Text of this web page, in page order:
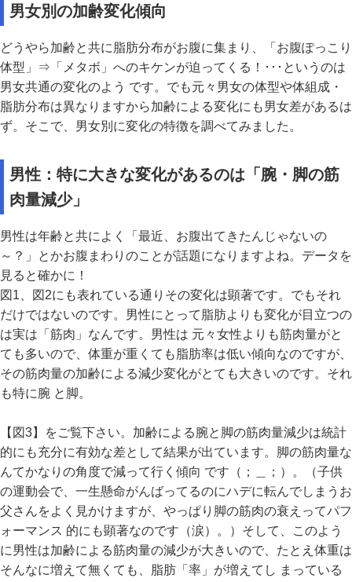
男女別の加齢変化傾向
どうやら加齢と共に脂肪分布がお腹に集まり、「お腹ぽっこり
体型」⇒「メタボ」へのキケンが迫ってくる！･･･というのは
男女共通の変化のよう です。でも元々男女の体型や体組成・
脂肪分布は異なりますから加齢による変化にも男女差があるは
ず。そこで、男女別に変化の特徴を調べてみました。
男性：特に大きな変化があるのは「腕・脚の筋
肉量減少」
男性は年齢と共によく「最近、お腹出てきたんじゃないの
～？」とかお腹まわりのことが話題になりますよね。データを
見ると確かに！
図1、図2にも表れている通りその変化は顕著です。でもそれ
だけではないのです。男性にとって脂肪よりも変化が目立つの
は実は「筋肉」なんです。男性は 元々女性よりも筋肉量がと
ても多いので、体重が重くても脂肪率は低い傾向なのですが、
その筋肉量の加齢による減少変化がとても大きいのです。それ
も特に腕 と脚。
【図3】をご覧下さい。加齢による腕と脚の筋肉量減少は統計
的にも充分に有効な差として結果が出ています。脚の筋肉量な
んてかなりの角度で減って行く傾向 です（；＿；）。（子供
の運動会で、一生懸命がんばってるのにハデに転んでしまうお
父さんをよく見かけますが、やっぱり脚の筋肉の衰えってパフ
ォーマンス 的にも顕著なのです（涙）。）そして、このよう
に男性は加齢による筋肉量の減少が大きいので、たとえ体重は
そんなに増えて無くても、脂肪「率」が増えてし まっている